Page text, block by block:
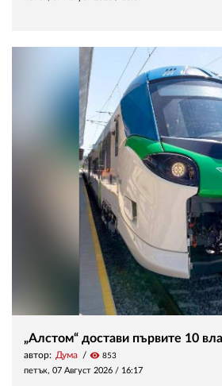
„Алстом“ достави първите 10
автор: Дума visibility 853
петък, 07 Август 2026 / 16:17